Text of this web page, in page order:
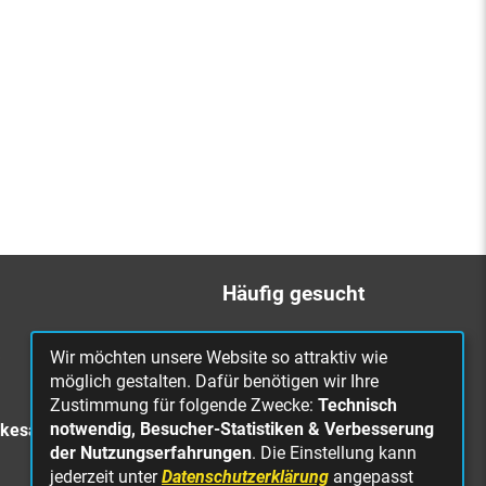
Häufig gesucht
Bürgerbüro
Online Rathaus
Was erledige ich wo?
Stellenangebote
Mängelmeldung
Wir möchten unsere Website so attraktiv wie
möglich gestalten. Dafür benötigen wir Ihre
Zustimmung für folgende Zwecke: Technisch
notwendig, Besucher-Statistiken & Verbesserung
der Nutzungserfahrungen. Die Einstellung kann
jederzeit unterDatenschutzerklärung angepasst